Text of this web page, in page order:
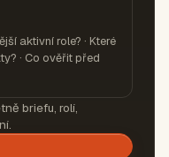
aktivní role? · Které
· Co ověřit před
briefu, rolí,